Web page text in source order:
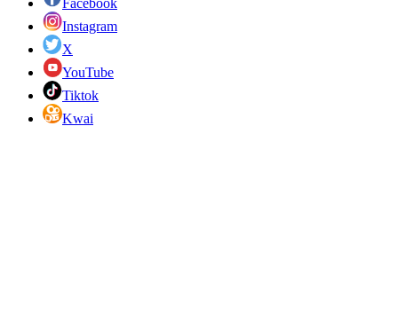
Facebook
Instagram
X
YouTube
Tiktok
Kwai